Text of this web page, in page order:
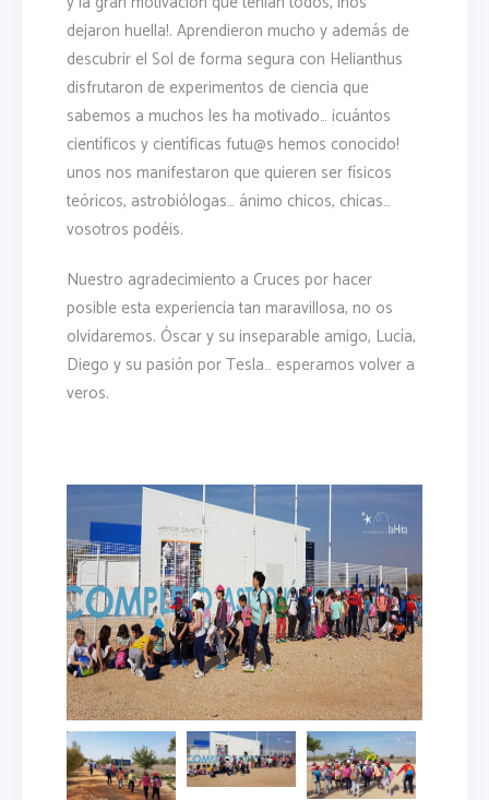
dejaron huella!. Aprendieron mucho y además de
descubrir el Sol de forma segura con Helianthus
disfrutaron de experimentos de ciencia que
sabemos a muchos les ha motivado… ¡cuántos
científicos y científicas futu@s hemos conocido!
unos nos manifestaron que quieren ser físicos
teóricos, astrobiólogas… ánimo chicos, chicas…
vosotros podéis.
Nuestro agradecimiento a Cruces por hacer
posible esta experiencia tan maravillosa, no os
olvidaremos. Óscar y su inseparable amigo, Lucía,
Diego y su pasión por Tesla… esperamos volver a
veros.